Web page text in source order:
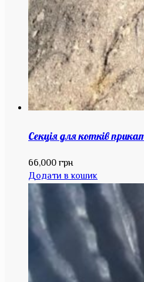
Секція для котків
66,000грн
Додати в кошик